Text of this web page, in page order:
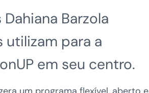
Barzola
utilizam para a
em seu centro.